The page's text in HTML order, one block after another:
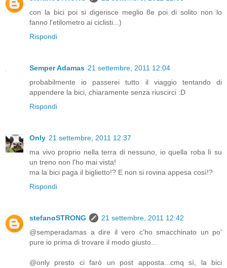
con la bici poi si digerisce meglio 8e poi di solito non lo
fanno l'etilometro ai ciclisti...)
Rispondi
Semper Adamas 21 settembre, 2011 12:04
probabilmente io passerei tutto il viaggio tentando di
appendere la bici, chiaramente senza riuscirci :D
Rispondi
Only 21 settembre, 2011 12:37
ma vivo proprio nella terra di nessuno, io quella roba lì su
un treno non l'ho mai vista!
ma la bici paga il biglietto!? E non si rovina appesa così!?
Rispondi
stefanoSTRONG
21 settembre, 2011 12:42
@semperadamas a dire il vero c'ho smacchinato un po'
pure io prima di trovare il modo giusto...
@only presto ci farò un post apposta...cmq sì, la bici